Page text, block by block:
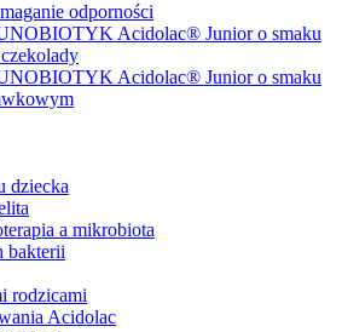
odporności
Acidolac® Junior o smaku
czekolady
Acidolac® Junior o smaku
dziecka
a mikrobiota
bakterii
rodzicami
Acidolac